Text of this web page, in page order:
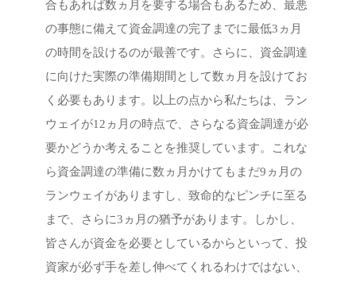
合もあれば数ヵ月を要する場合もあるため、最悪
の事態に備えて資金調達の完了までに最低3ヵ月
の時間を設けるのが最善です。さらに、資金調達
に向けた実際の準備期間として数ヵ月を設けてお
く必要もあります。以上の点から私たちは、ラン
ウェイが12ヵ月の時点で、さらなる資金調達が必
要かどうか考えることを推奨しています。これな
ら資金調達の準備に数ヵ月かけてもまだ9ヵ月の
ランウェイがありますし、致命的なピンチに至る
まで、さらに3ヵ月の猶予があります。しかし、
皆さんが資金を必要としているからといって、投
資家が必ず手を差し伸べてくれるわけではない、